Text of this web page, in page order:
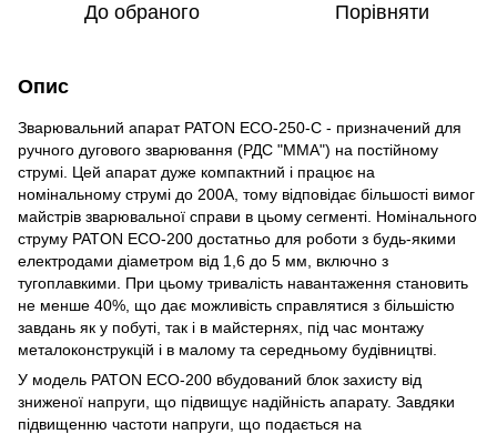
До обраного Порівняти
Опис
Зварювальний апарат PATON ECO-250-С - призначений для
ручного дугового зварювання (РДС "MMA") на постійному
струмі. Цей апарат дуже компактний і працює на
номінальному струмі до 200А, тому відповідає більшості вимог
майстрів зварювальної справи в цьому сегменті. Номінального
струму PATON ECO-200 достатньо для роботи з будь-якими
електродами діаметром від 1,6 до 5 мм, включно з
тугоплавкими. При цьому тривалість навантаження становить
не менше 40%, що дає можливість справлятися з більшістю
завдань як у побуті, так і в майстернях, під час монтажу
металоконструкцій і в малому та середньому будівництві.
У модель PATON ECO-200 вбудований блок захисту від
зниженої напруги, що підвищує надійність апарату. Завдяки
підвищенню частоти напруги, що подається на